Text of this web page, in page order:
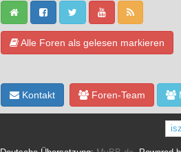
Alle Foren als gelesen markieren
Kontakt Foren-Team